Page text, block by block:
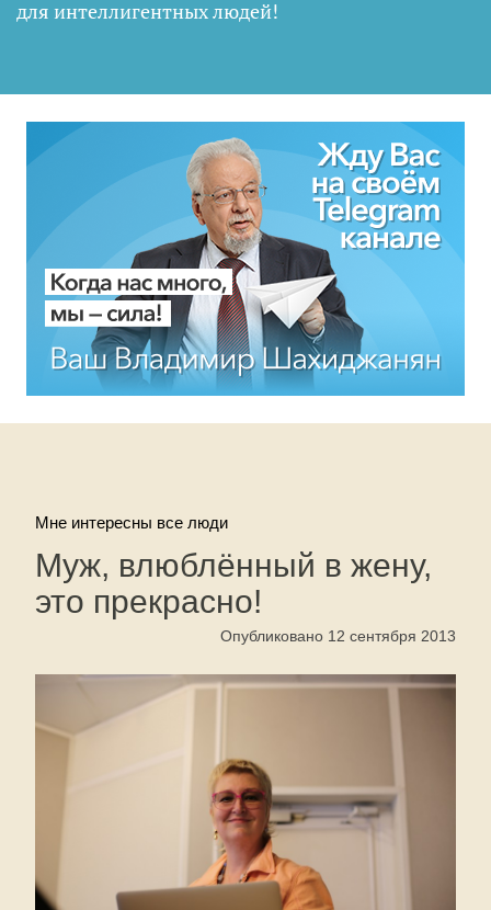
для интеллигентных людей!
Мне интересны все люди
Муж, влюблённый в жену,
это прекрасно!
Опубликовано 12 сентября 2013